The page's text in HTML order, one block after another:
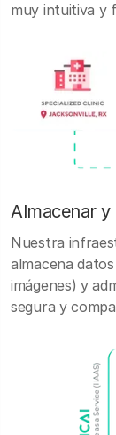
muy intuitiva y
Almacenar
Nuestra
almacena
imágenes) y
segura y